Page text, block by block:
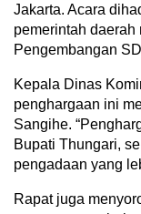
Jakarta. Acara
pemerintah
Pengembangan
Kepala Dinas
penghargaan ini
Sangihe.
Bupati Thungari,
pengadaan yang
Rapat juga